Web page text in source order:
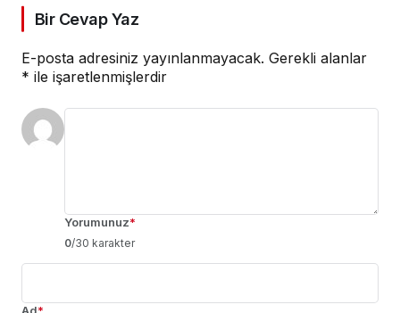
Bir Cevap Yaz
E-posta adresiniz yayınlanmayacak. Gerekli alanlar
* ile işaretlenmişlerdir
Yorumunuz*
0/30 karakter